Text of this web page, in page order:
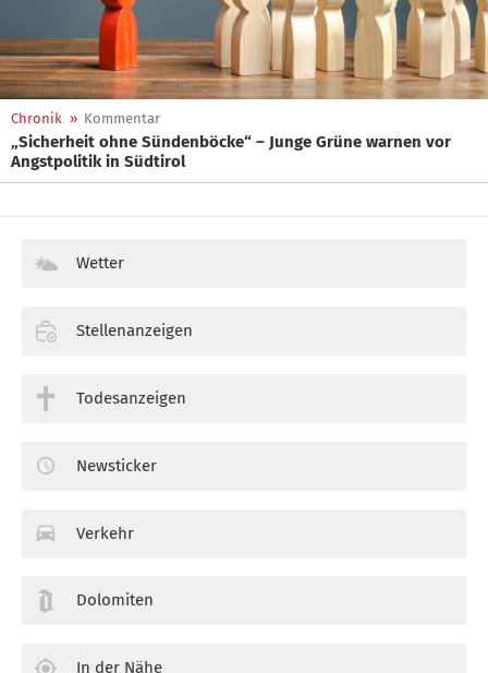
Chronik » Kommentar
„Sicherheit ohne Sündenböcke“ – Junge Grüne warnen vor
Angstpolitik in Südtirol
Wetter
Stellenanzeigen
Todesanzeigen
Newsticker
Verkehr
Dolomiten
In der Nähe